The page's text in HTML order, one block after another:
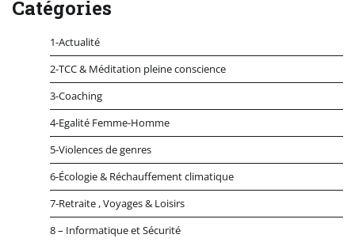
Catégories
1-Actualité
2-TCC & Méditation pleine conscience
3-Coaching
4-Egalité Femme-Homme
5-Violences de genres
6-Écologie & Réchauffement climatique
7-Retraite , Voyages & Loisirs
8 – Informatique et Sécurité